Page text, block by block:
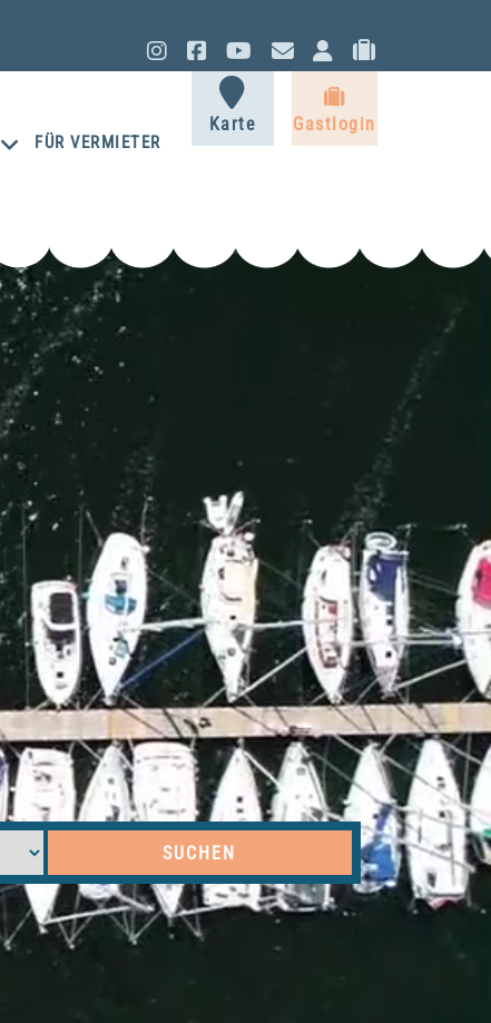
Kontakt
YouTube
Facebook
Instagram
Karte
Gastlogin
FÜR VERMIETER
SUCHEN